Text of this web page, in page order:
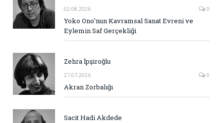
02.08.2026 0
Yoko Ono’nun Kavramsal Sanat Evreni ve
Eylemin Saf Gerçekliği
Zehra İpşiroğlu
27.07.2026 0
Akran Zorbalığı
Sacit Hadi Akdede